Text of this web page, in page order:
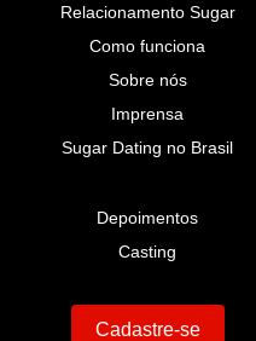
Relacionamento Sugar
Como funciona
Sobre nós
Imprensa
Sugar Dating no Brasil
Depoimentos
Casting
Cadastre-se